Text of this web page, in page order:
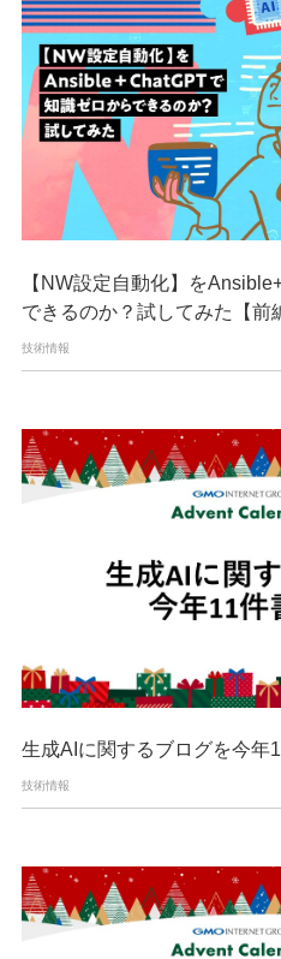
【NW設定自動化】を
できるのか？試してみた【前
技術情報
生成AIに関するブログを今年
技術情報